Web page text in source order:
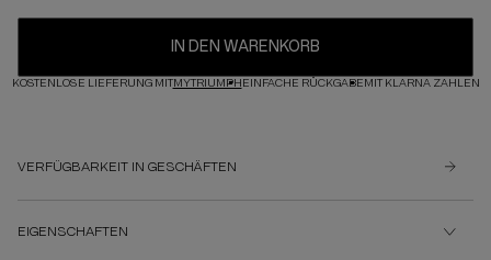
IN DEN WARENKORB
KOSTENLOSE LIEFERUNG MITMYTRIUMPHEINFACHE RÜCKGABEMIT KLARNA ZAHLEN
VERFÜGBARKEIT IN GESCHÄFTEN
EIGENSCHAFTEN